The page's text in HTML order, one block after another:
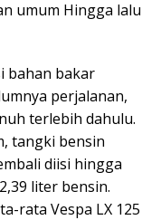
umum Hingga lalu
bahan bakar
perjalanan,
terlebih dahulu.
tangki bensin
diisi hingga
liter bensin.
rata Vespa LX 125